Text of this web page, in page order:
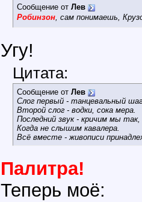
Сообщение от Лев
Робинзон , сам понимаешь,
Угу!
Цитата:
Сообщение от Лев
Слог первый - танцевальный
Второй слог - водки, сока мера.
Последний звук - кричим мы так,
Когда не слышим кавалера.
Всё вместе - живописи
Палитра!
Теперь моё: